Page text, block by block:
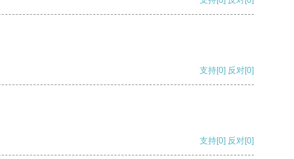
支持[0] 反对[0]
支持[0] 反对[0]